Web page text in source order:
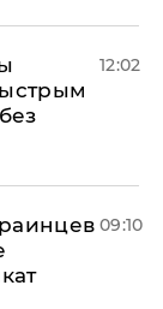
12:02
09:10